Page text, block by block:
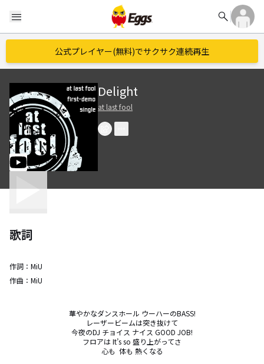
menu search
公式プレイヤー(無料)でサクサク連続再生
Delight
at last fool
歌詞
作詞： MiU
作曲： MiU
華やかなダンスホール ウーハーのBASS!
レーザービームは突き抜けて
今夜のDJ チョイス ナイス GOOD JOB!
フロアは It’s so 盛り上がってさ
心も  体も 熱くなる